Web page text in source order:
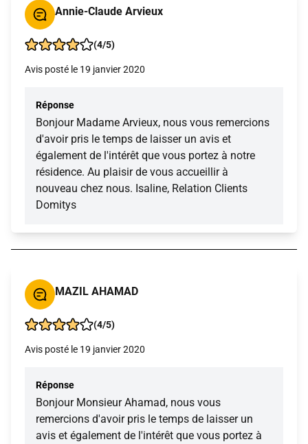
Annie-Claude Arvieux
(4/5)
Avis posté le 19 janvier 2020
Réponse
Bonjour Madame Arvieux, nous vous remercions
d'avoir pris le temps de laisser un avis et
également de l'intérêt que vous portez à notre
résidence. Au plaisir de vous accueillir à
nouveau chez nous. Isaline, Relation Clients
Domitys
MAZIL AHAMAD
(4/5)
Avis posté le 19 janvier 2020
Réponse
Bonjour Monsieur Ahamad, nous vous
remercions d'avoir pris le temps de laisser un
avis et également de l'intérêt que vous portez à